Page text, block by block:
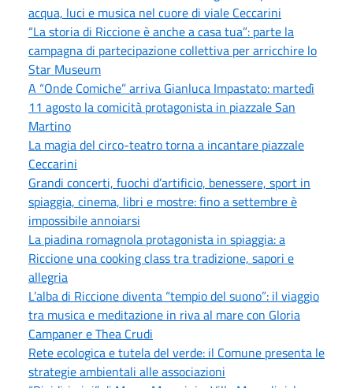
acqua, luci e musica nel cuore di viale Ceccarini
“La storia di Riccione è anche a casa tua”: parte la
campagna di partecipazione collettiva per arricchire lo
Star Museum
A “Onde Comiche” arriva Gianluca Impastato: martedì
11 agosto la comicità protagonista in piazzale San
Martino
La magia del circo-teatro torna a incantare piazzale
Ceccarini
Grandi concerti, fuochi d’artificio, benessere, sport in
spiaggia, cinema, libri e mostre: fino a settembre è
impossibile annoiarsi
La piadina romagnola protagonista in spiaggia: a
Riccione una cooking class tra tradizione, sapori e
allegria
L’alba di Riccione diventa “tempio del suono”: il viaggio
tra musica e meditazione in riva al mare con Gloria
Campaner e Thea Crudi
Rete ecologica e tutela del verde: il Comune presenta le
strategie ambientali alle associazioni